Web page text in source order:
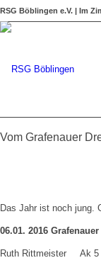
RSG Böblingen e.V. | Im
Vom Grafenauer
Das Jahr ist noch jung.
06.01. 2016
Ruth Rittmeister Ak 5